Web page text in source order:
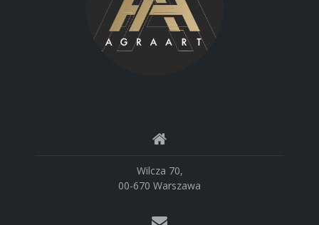
Wilcza 70,
00-670 Warszawa